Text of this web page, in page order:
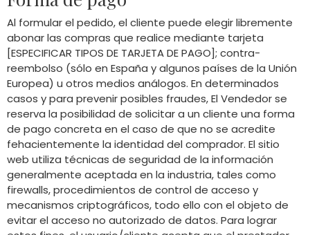
Al formular el pedido, el cliente puede elegir libremente
abonar las compras que realice mediante tarjeta
[ESPECIFICAR TIPOS DE TARJETA DE PAGO]; contra-
reembolso (sólo en España y algunos países de la Unión
Europea) u otros medios análogos. En determinados
casos y para prevenir posibles fraudes, El Vendedor se
reserva la posibilidad de solicitar a un cliente una forma
de pago concreta en el caso de que no se acredite
fehacientemente la identidad del comprador. El sitio
web utiliza técnicas de seguridad de la información
generalmente aceptada en la industria, tales como
firewalls, procedimientos de control de acceso y
mecanismos criptográficos, todo ello con el objeto de
evitar el acceso no autorizado de datos. Para lograr